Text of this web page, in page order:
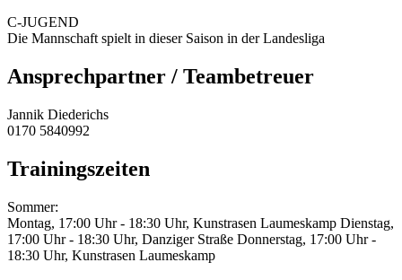
C-JUGEND
Die Mannschaft spielt in dieser Saison in der Landesliga
Ansprechpartner / Teambetreuer
Jannik Diederichs
0170 5840992
Trainingszeiten
Sommer:
Montag, 17:00 Uhr - 18:30 Uhr, Kunstrasen Laumeskamp Dienstag,
17:00 Uhr - 18:30 Uhr, Danziger Straße Donnerstag, 17:00 Uhr -
18:30 Uhr, Kunstrasen Laumeskamp